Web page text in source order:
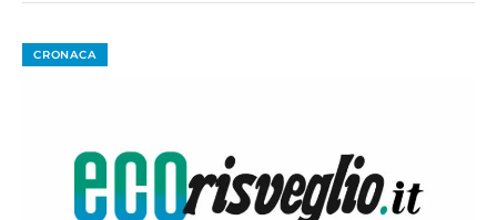
CRONACA